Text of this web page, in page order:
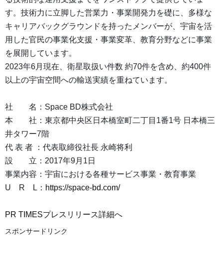
す。技術力に立脚した営業力・事業開発力を礎に、多様な
キャリアバックグラウンドを持ったメンバーが、宇宙を活
用した官民の事業化支援・事業変革、教育分野などに事業
を展開しています。
2023年6月現在、衛星取扱い件数 約70件を含め、約400件
以上の宇宙空間への輸送実績を重ねています。
社 名：Space BD株式会社
本 社：東京都中央区日本橋室町二丁目1番1号 日本橋三
井タワー7階
代 表 者 ：代表取締役社長 永崎将利
設 立：2017年9月1日
事業内容：宇宙における各種サービス事業・教育事業
U R L： https://space-bd.com/
PR TIMESプレスリリース詳細へ
スポンサードリンク